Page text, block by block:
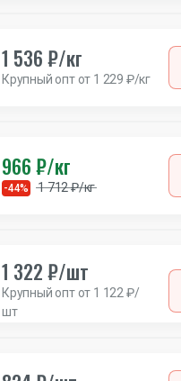
1 536 ₽/кг
Крупный опт от 1 229 ₽/кг
966 ₽/кг
-44% 1 712 ₽/кг
1 322 ₽/шт
Крупный опт от 1 122 ₽/
шт